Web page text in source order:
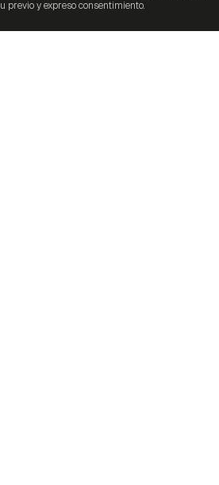
previo y expreso consentimiento.